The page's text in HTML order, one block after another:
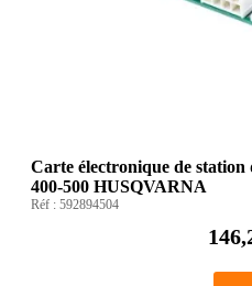
Carte électronique de
400-500 HUSQVARNA
Réf : 592894504